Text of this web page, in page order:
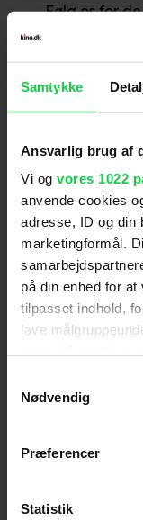
Samtykke
Ansvarlig brug af
Vi og vores 1022
anvende cookies
adresse, ID og din
marketingformål.
på din enhed for
tilpasset indhold,
lave
tilbage eller ændre
Indsamle
Nødvendig
Præferencer
Statistik
Følg os for
Mest læste
Ny